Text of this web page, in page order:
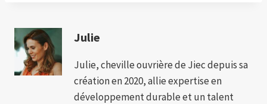
Julie
Julie, cheville ouvrière de Jiec depuis sa
création en 2020, allie expertise en
développement durable et un talent